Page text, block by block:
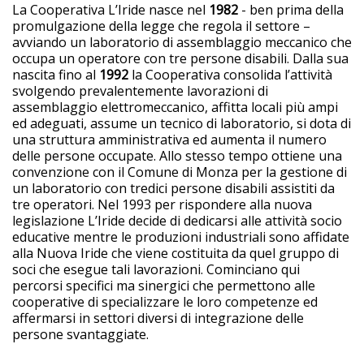
La Cooperativa L’Iride nasce nel 1982 - ben prima della
promulgazione della legge che regola il settore –
avviando un laboratorio di assemblaggio meccanico che
occupa un operatore con tre persone disabili. Dalla sua
nascita fino al 1992 la Cooperativa consolida l’attività
svolgendo prevalentemente lavorazioni di
assemblaggio elettromeccanico, affitta locali più ampi
ed adeguati, assume un tecnico di laboratorio, si dota di
una struttura amministrativa ed aumenta il numero
delle persone occupate. Allo stesso tempo ottiene una
convenzione con il Comune di Monza per la gestione di
un laboratorio con tredici persone disabili assistiti da
tre operatori. Nel 1993 per rispondere alla nuova
legislazione L’Iride decide di dedicarsi alle attività socio
educative mentre le produzioni industriali sono affidate
alla Nuova Iride che viene costituita da quel gruppo di
soci che esegue tali lavorazioni. Cominciano qui
percorsi specifici ma sinergici che permettono alle
cooperative di specializzare le loro competenze ed
affermarsi in settori diversi di integrazione delle
persone svantaggiate.